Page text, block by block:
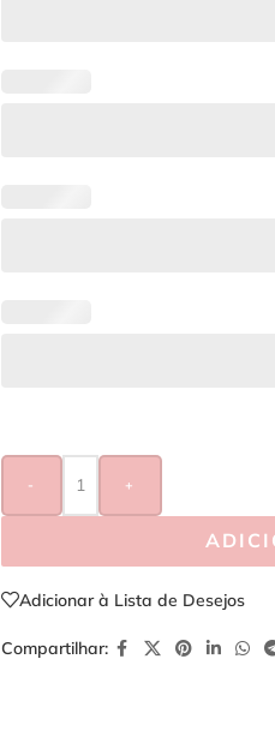
- +
Adicionar à Lista de Desejos
Compartilhar: